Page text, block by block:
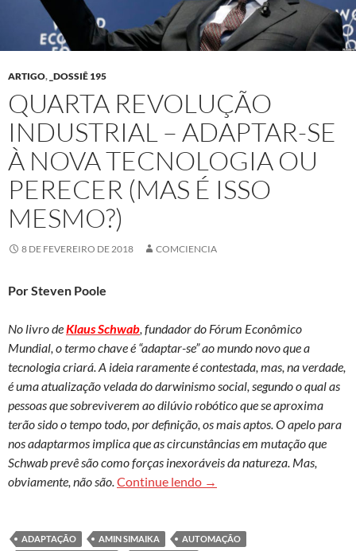
ARTIGO, _DOSSIÊ 195
QUARTA REVOLUÇÃO
INDUSTRIAL – ADAPTAR-SE
À NOVA TECNOLOGIA OU
PERECER (MAS É ISSO
MESMO?)
8 DE FEVEREIRO DE 2018 COMCIENCIA
Por Steven Poole
No livro deKlaus Schwab, fundador do Fórum Econômico
Mundial, o termo chave é “adaptar-se” ao mundo novo que a
tecnologia criará. A ideia raramente é contestada, mas, na verdade,
é uma atualização velada do darwinismo social, segundo o qual as
pessoas que sobreviverem ao dilúvio robótico que se aproxima
terão sido o tempo todo, por definição, os mais aptos. O apelo para
nos adaptarmos implica que as circunstâncias em mutação que
Schwab prevê são como forças inexoráveis da natureza. Mas,
obviamente, não são.Continue lendo Quarta revolução industrial
→
ADAPTAÇÃO AMIN SIMAIKA
AUTOMAÇÃO